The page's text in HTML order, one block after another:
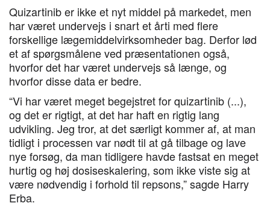
Quizartinib er ikke et nyt middel på markedet, men
har været undervejs i snart et årti med flere
forskellige lægemiddelvirksomheder bag. Derfor lød
et af spørgsmålene ved præsentationen også,
hvorfor det har været undervejs så længe, og
hvorfor disse data er bedre.
“Vi har været meget begejstret for quizartinib (...),
og det er rigtigt, at det har haft en rigtig lang
udvikling. Jeg tror, at det særligt kommer af, at man
tidligt i processen var nødt til at gå tilbage og lave
nye forsøg, da man tidligere havde fastsat en meget
hurtig og høj dosiseskalering, som ikke viste sig at
være nødvendig i forhold til repsons,” sagde Harry
Erba.